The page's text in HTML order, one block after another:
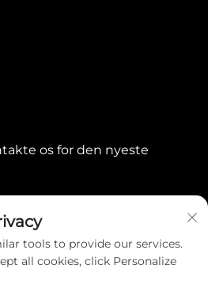
os for den nyeste
tools to provide our services.
all cookies, click Personalize